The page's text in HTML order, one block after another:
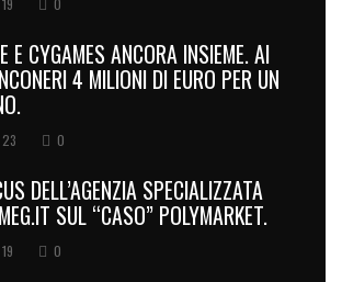
E CYGAMES ANCORA INSIEME. AI
4 MILIONI DI EURO PER UN
23 0
DELL’AGENZIA SPECIALIZZATA
SUL “CASO” POLYMARKET.
19 0